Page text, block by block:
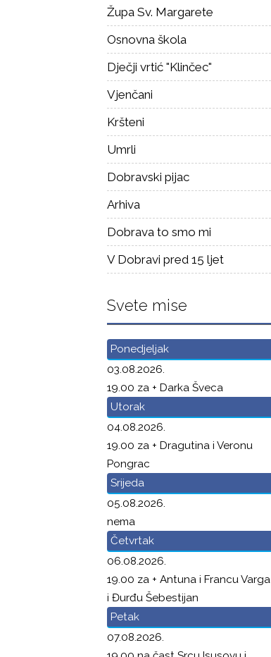
Župa Sv. Margarete
Osnovna škola
Dječji vrtić "Klinčec"
Vjenčani
Kršteni
Umrli
Dobravski pijac
Arhiva
Dobrava to smo mi
V Dobravi pred 15 ljet
Svete mise
Ponedjeljak
03.08.2026.
19.00 za + Darka Šveca
Utorak
04.08.2026.
19.00 za + Dragutina i Veronu
Pongrac
Srijeda
05.08.2026.
nema
Četvrtak
06.08.2026.
19.00 za + Antuna i Francu Varga
i Đurđu Šebestijan
Petak
07.08.2026.